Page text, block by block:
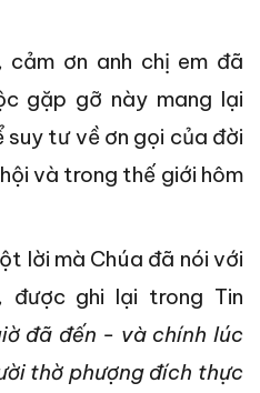
cảm ơn anh chị em đã
gặp gỡ này mang lại
tư về ơn gọi của đời
và trong thế giới hôm
lời mà Chúa đã nói với
được ghi lại trong Tin
đã đến - và chính lúc
thờ phượng đích thực